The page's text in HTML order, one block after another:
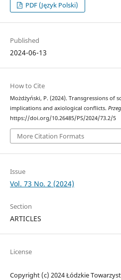
PDF (Język Polski)
Published
2024-06-13
How to Cite
Możdżyński, P. (2024). Transgressions of
implications and axiological conflicts.
https://doi.org/10.26485/PS/2024/73.2/5
More Citation Formats
Issue
Vol. 73 No. 2 (2024)
Section
ARTICLES
License
Copyright (c) 2024 Łódzkie